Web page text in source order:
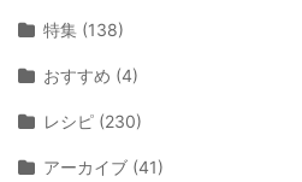
特集 (138)
おすすめ (4)
レシピ (230)
アーカイブ (41)